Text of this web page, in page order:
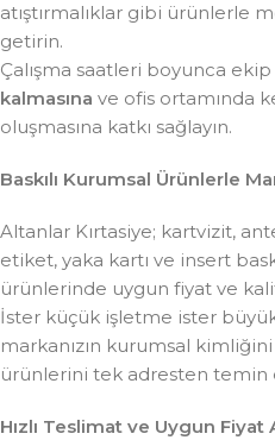
atıştırmalıklar gibi ürünlerle
getirin.
Çalışma saatleri boyunca ekip
kalmasına ve ofis ortamında
oluşmasına katkı sağlayın.
Baskılı Kurumsal Ürünlerle
Altanlar Kırtasiye; kartvizit,
etiket, yaka kartı ve insert
ürünlerinde uygun fiyat ve
İster küçük işletme ister
markanızın kurumsal
ürünlerini tek adresten temin
Hızlı Teslimat ve Uygun Fiyat